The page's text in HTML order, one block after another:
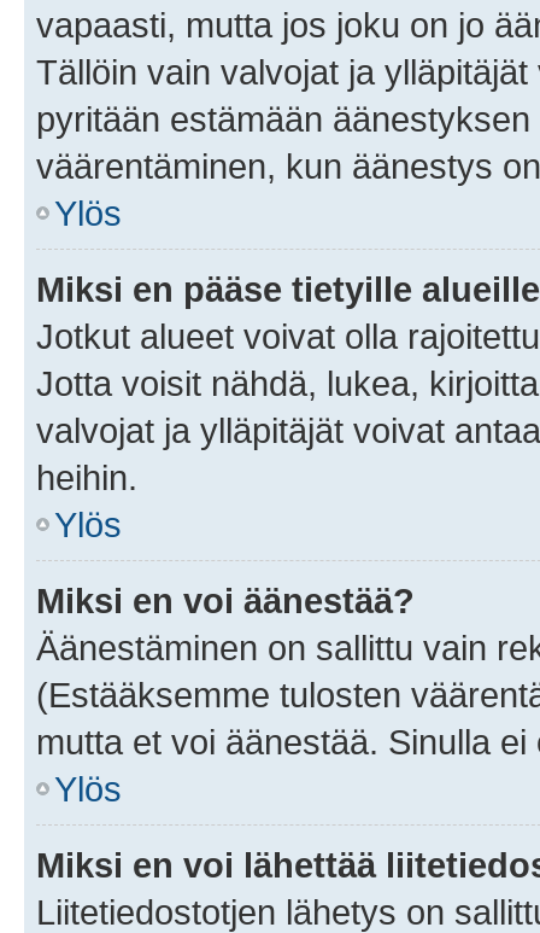
vapaasti, mutta jos joku on jo
Tällöin vain valvojat ja
pyritään estämään
väärentäminen, kun äänestys
Ylös
Miksi en pääse tietyille
Jotkut alueet voivat olla
Jotta voisit nähdä, lukea,
valvojat ja ylläpitäjät voivat
heihin.
Ylös
Miksi en voi äänestää?
Äänestäminen on sallittu vain
(Estääksemme tulosten
mutta et voi äänestää. Sinulla
Ylös
Miksi en voi lähettää
Liitetiedostotjen lähetys on